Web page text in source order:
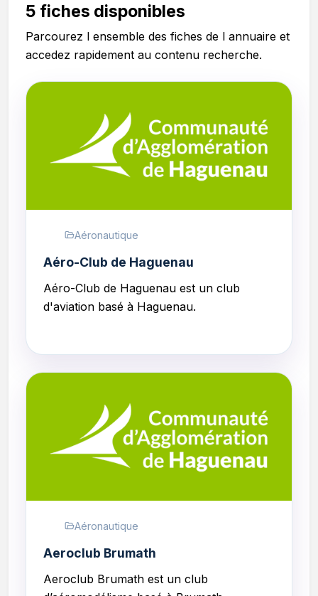
5 fiches disponibles
Parcourez l ensemble des fiches de l annuaire et
accedez rapidement au contenu recherche.
Aéronautique
Aéro-Club de Haguenau
Aéro-Club de Haguenau est un club
d'aviation basé à Haguenau.
Aéronautique
Aeroclub Brumath
Aeroclub Brumath est un club